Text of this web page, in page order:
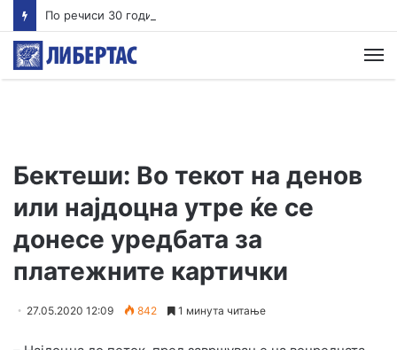
Бектеши: Во текот на денов
или најдоцна утре ќе се
донесе уредбата за
платежните картички
27.05.2020 12:09 842 1 минута читање